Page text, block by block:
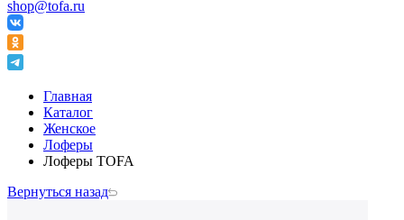
shop@tofa.ru
Главная
Каталог
Женское
Лоферы
Лоферы TOFA
Вернуться назад